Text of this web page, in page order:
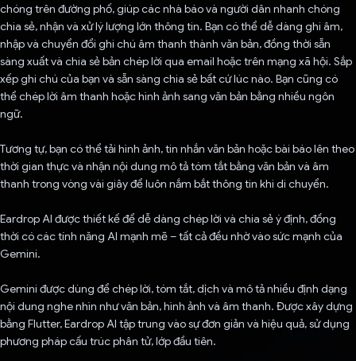
chóng trên đường phố, giúp các nhà báo và người dân nhanh chóng
chia sẻ, nhận và xử lý lượng lớn thông tin. Bạn có thể dễ dàng ghi âm,
nhập và chuyển đổi ghi chú âm thanh thành văn bản, đồng thời sẵn
sàng xuất và chia sẻ bản chép lời qua email hoặc trên mạng xã hội. Sắp
xếp ghi chú của bạn và sẵn sàng chia sẻ bất cứ lúc nào. Bạn cũng có
thể chép lời âm thanh hoặc hình ảnh sang văn bản bằng nhiều ngôn
ngữ.
Tương tự, bạn có thể tải hình ảnh, tin nhắn văn bản hoặc bài báo lên theo
thời gian thực và nhận nội dung mô tả tóm tắt bằng văn bản và âm
thanh trong vòng vài giây để luôn nắm bắt thông tin khi di chuyển.
Eardrop AI được thiết kế để dễ dàng chép lời và chia sẻ ý định, đồng
thời có các tính năng AI mạnh mẽ – tất cả đều nhờ vào sức mạnh của
Gemini.
Gemini được dùng để chép lời, tóm tắt, dịch và mô tả nhiều định dạng
nội dung nghe nhìn như văn bản, hình ảnh và âm thanh. Được xây dựng
bằng Flutter, Eardrop AI tập trung vào sự đơn giản và hiệu quả, sử dụng
phương pháp cấu trúc phân tử, lớp đầu tiên.